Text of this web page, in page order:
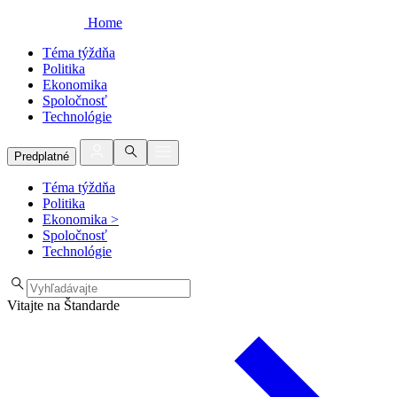
Home
Téma týždňa
Politika
Ekonomika
Spoločnosť
Technológie
Predplatné
Téma týždňa
Politika
Ekonomika >
Spoločnosť
Technológie
Vitajte na Štandarde